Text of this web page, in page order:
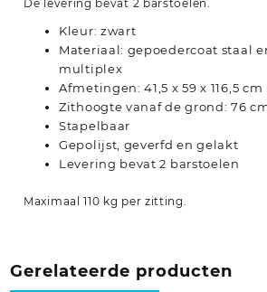
De levering bevat 2 barstoelen.
Kleur: zwart
Materiaal: gepoedercoat staal
multiplex
Afmetingen: 41,5 x 59 x 116,5 cm
Zithoogte vanaf de grond: 76
Stapelbaar
Gepolijst, geverfd en gelakt
Levering bevat 2 barstoelen
Maximaal 110 kg per zitting.
Gerelateerde producten